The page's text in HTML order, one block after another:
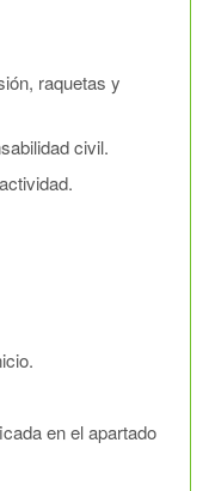
raquetas y
civil.
en el apartado